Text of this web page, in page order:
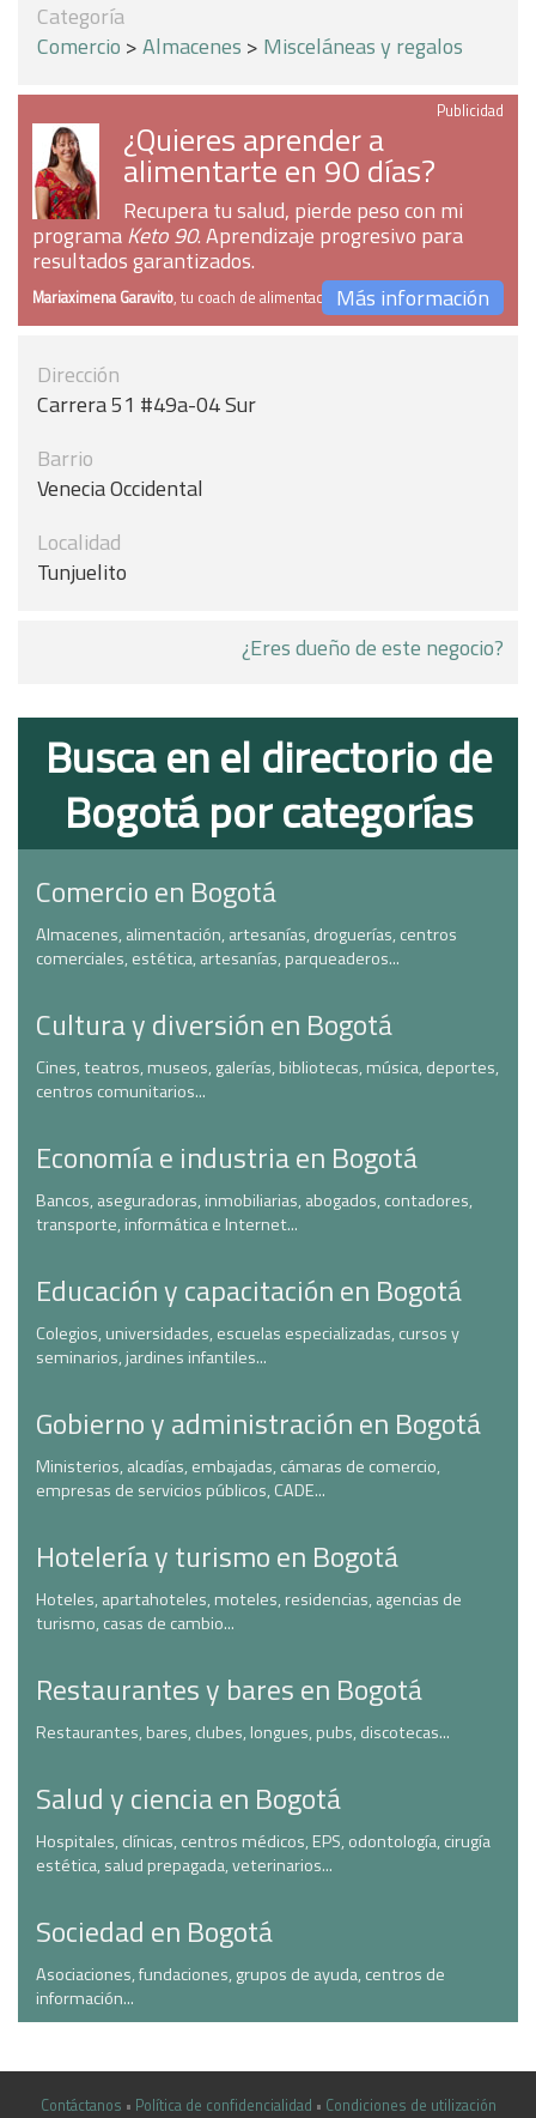
Categoría
Comercio >Almacenes > Misceláneas y regalos
Publicidad
¿Quieres aprender a
alimentarte en 90 días?
Recupera tu salud, pierde peso con mi
programaKeto 90. Aprendizaje progresivo para
resultados garantizados.
Mariaximena Garavito, tu coach de alimentaciónMás información
Dirección
Carrera 51 #49a-04 Sur
Barrio
Venecia Occidental
Localidad
Tunjuelito
¿Eres dueño de este negocio?
Busca en el directorio de
Bogotá por categorías
Comercio en Bogotá
Almacenes, alimentación, artesanías, droguerías, centros
comerciales, estética, artesanías, parqueaderos...
Cultura y diversión en Bogotá
Cines, teatros, museos, galerías, bibliotecas, música, deportes,
centros comunitarios...
Economía e industria en Bogotá
Bancos, aseguradoras, inmobiliarias, abogados, contadores,
transporte, informática e Internet...
Educación y capacitación en Bogotá
Colegios, universidades, escuelas especializadas, cursos y
seminarios, jardines infantiles...
Gobierno y administración en Bogotá
Ministerios, alcadías, embajadas, cámaras de comercio,
empresas de servicios públicos, CADE...
Hotelería y turismo en Bogotá
Hoteles, apartahoteles, moteles, residencias, agencias de
turismo, casas de cambio...
Restaurantes y bares en Bogotá
Restaurantes, bares, clubes, longues, pubs, discotecas...
Salud y ciencia en Bogotá
Hospitales, clínicas, centros médicos, EPS, odontología, cirugía
estética, salud prepagada, veterinarios...
Sociedad en Bogotá
Asociaciones, fundaciones, grupos de ayuda, centros de
información...
Contáctanos • Política de confidencialidad • Condiciones de utilización